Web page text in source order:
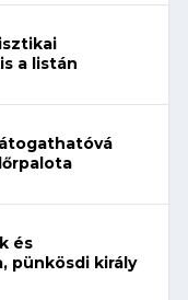
a listán
és
pünkösdi király